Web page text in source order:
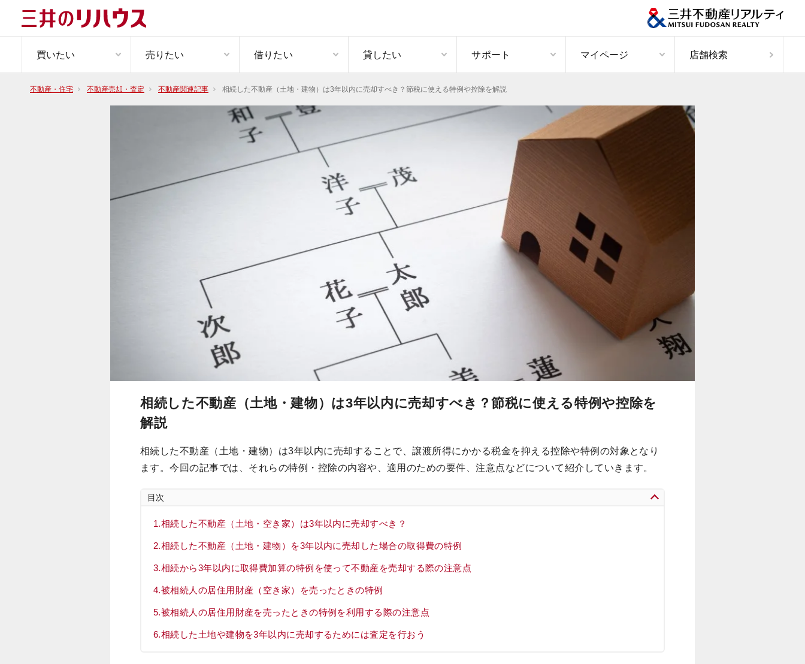
買いたい 売りたい 借りたい 貸したい サポート マイページ 店舗検索
不動産・住宅 不動産売却・査定 不動産関連記事 相続した不動産（土地・建物）は3年以内に売却すべき？節税に使える特例や控除を解説
相続した不動産（土地・建物）は3年以内に売却すべき？節税に使える特例や控除を
解説
相続した不動産（土地・建物）は3年以内に売却することで、譲渡所得にかかる税金を抑える控除や特例の対象となり
ます。今回の記事では、それらの特例・控除の内容や、適用のための要件、注意点などについて紹介していきます。
目次
相続した不動産（土地・空き家）は3年以内に売却すべき？
相続した不動産（土地・建物）を3年以内に売却した場合の取得費の特例
相続から3年以内に取得費加算の特例を使って不動産を売却する際の注意点
被相続人の居住用財産（空き家）を売ったときの特例
被相続人の居住用財産を売ったときの特例を利用する際の注意点
相続した土地や建物を3年以内に売却するためには査定を行おう